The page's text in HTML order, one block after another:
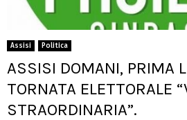
Assisi Politica
ASSISI DOMANI, PRIMA
TORNATA ELETTORALE
STRAORDINARIA”.